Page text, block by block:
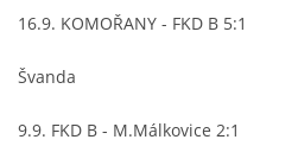
MLADŠÍ ŽÁCI
16.9. KOMOŘANY - FKD B 5:1
Švanda
9.9. FKD B - M.Málkovice 2:1